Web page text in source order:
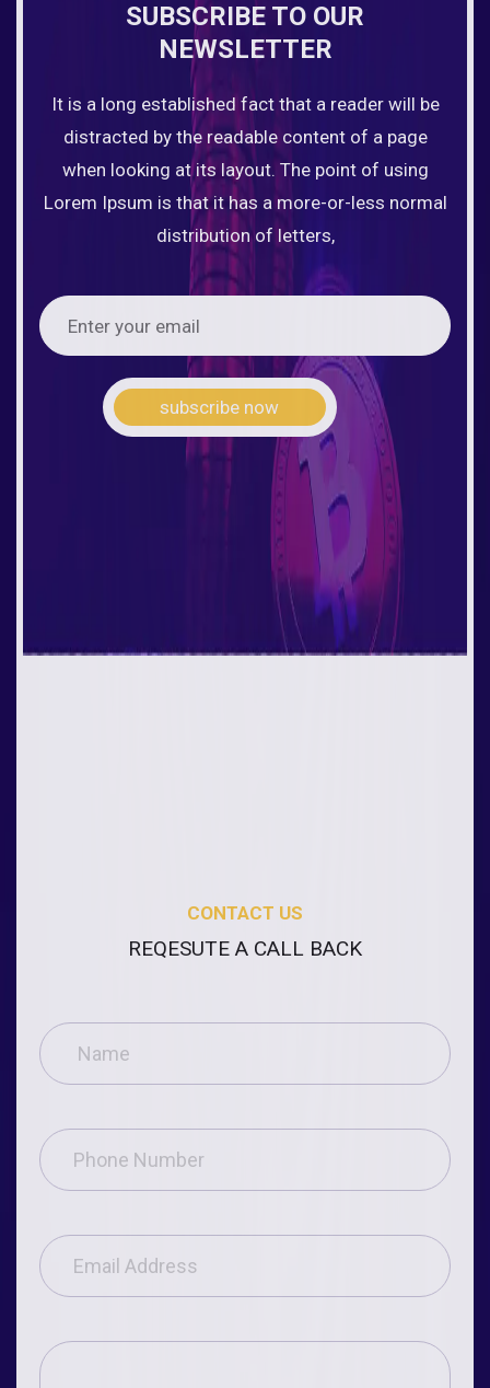
SUBSCRIBE TO OUR
NEWSLETTER
It is a long established fact that a reader will be
distracted by the readable content of a page
when looking at its layout. The point of using
Lorem Ipsum is that it has a more-or-less normal
distribution of letters,
subscribe now
CONTACT US
REQESUTE A CALL BACK